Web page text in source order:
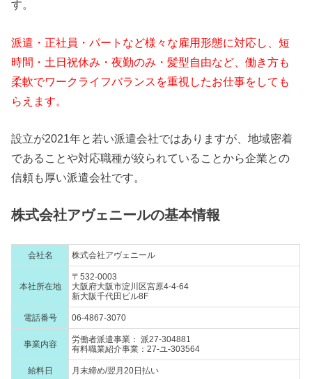
す。
派遣・正社員・パートなど様々な雇用形態に対応し、短
時間・土日祝休み・夜勤のみ・髪型自由など、働き方も
柔軟でワークライフバランスを重視したお仕事をしても
らえます。
設立が2021年と若い派遣会社ではありますが、地域密着
であることや対応職種が絞られていることから企業との
信頼も厚い派遣会社です。
株式会社アヴェニールの基本情報
会社名 株式会社アヴェニール
本社所在地
〒532-0003
大阪府大阪市淀川区宮原4-4-64
新大阪千代田ビル8F
電話番号 06-4867-3070
事業内容
労働者派遣事業： 派27-304881
有料職業紹介事業：27-ユ-303564
給料日 月末締め/翌月20日払い